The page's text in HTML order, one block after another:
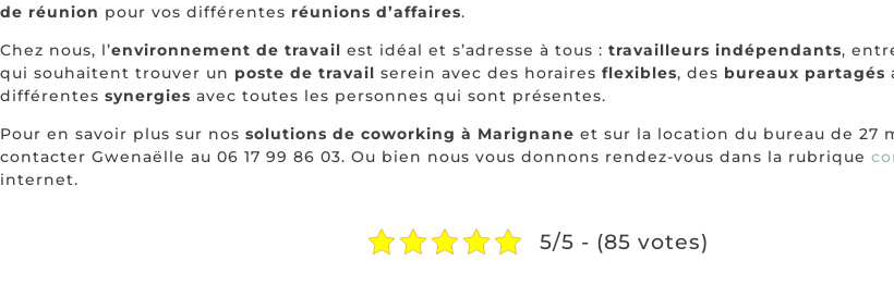
de réunion pour vos différentes réunions d’affaires.
Chez nous, l’environnement de travail est idéal et s’adresse à tous : travailleurs indépendants,
qui souhaitent trouver un poste de travail serein avec des horaires flexibles, des bureaux partagés
différentes synergies avec toutes les personnes qui sont présentes.
Pour en savoir plus sur nos solutions de coworking à Marignane et sur la location du bureau de 27
contacter Gwenaëlle au 06 17 99 86 03. Ou bien nous vous donnons rendez-vous dans la rubrique
internet.
5/5 - (85 votes)